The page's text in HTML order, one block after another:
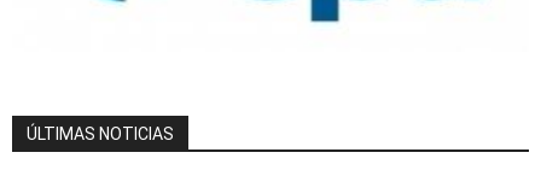
ÚLTIMAS NOTICIAS